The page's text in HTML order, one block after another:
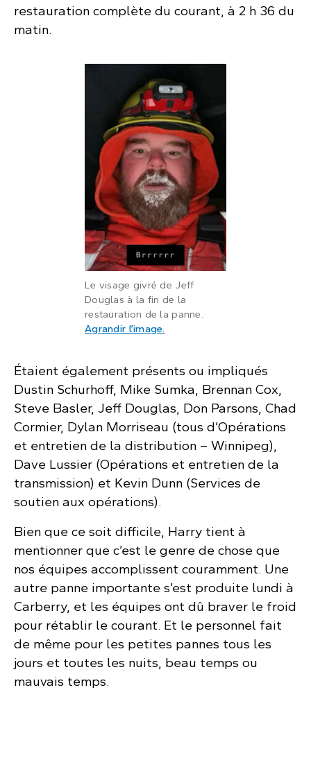
restauration complète du courant, à 2 h 36 du
matin.
Le visage givré de Jeff
Douglas à la fin de la
restauration de la panne.
Agrandir l’image.
Étaient également présents ou impliqués
Dustin Schurhoff, Mike Sumka, Brennan Cox,
Steve Basler, Jeff Douglas, Don Parsons, Chad
Cormier, Dylan Morriseau (tous d’Opérations
et entretien de la distribution – Winnipeg),
Dave Lussier (Opérations et entretien de la
transmission) et Kevin Dunn (Services de
soutien aux opérations).
Bien que ce soit difficile, Harry tient à
mentionner que c’est le genre de chose que
nos équipes accomplissent couramment. Une
autre panne importante s’est produite lundi à
Carberry, et les équipes ont dû braver le froid
pour rétablir le courant. Et le personnel fait
de même pour les petites pannes tous les
jours et toutes les nuits, beau temps ou
mauvais temps.